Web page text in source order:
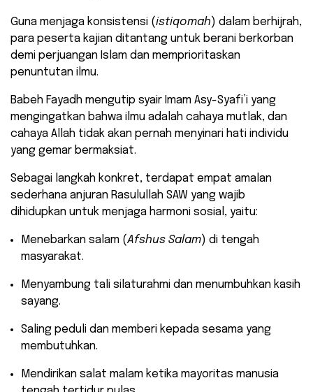
​Guna menjaga konsistensi (istiqomah) dalam berhijrah,
para peserta kajian ditantang untuk berani berkorban
demi perjuangan Islam dan memprioritaskan
penuntutan ilmu.
Babeh Fayadh mengutip syair Imam Asy-Syafi’i yang
mengingatkan bahwa ilmu adalah cahaya mutlak, dan
cahaya Allah tidak akan pernah menyinari hati individu
yang gemar bermaksiat.
​Sebagai langkah konkret, terdapat empat amalan
sederhana anjuran Rasulullah SAW yang wajib
dihidupkan untuk menjaga harmoni sosial, yaitu:
​Menebarkan salam (Afshus Salam) di tengah
masyarakat.
​Menyambung tali silaturahmi dan menumbuhkan kasih
sayang.
​Saling peduli dan memberi kepada sesama yang
membutuhkan.
​Mendirikan salat malam ketika mayoritas manusia